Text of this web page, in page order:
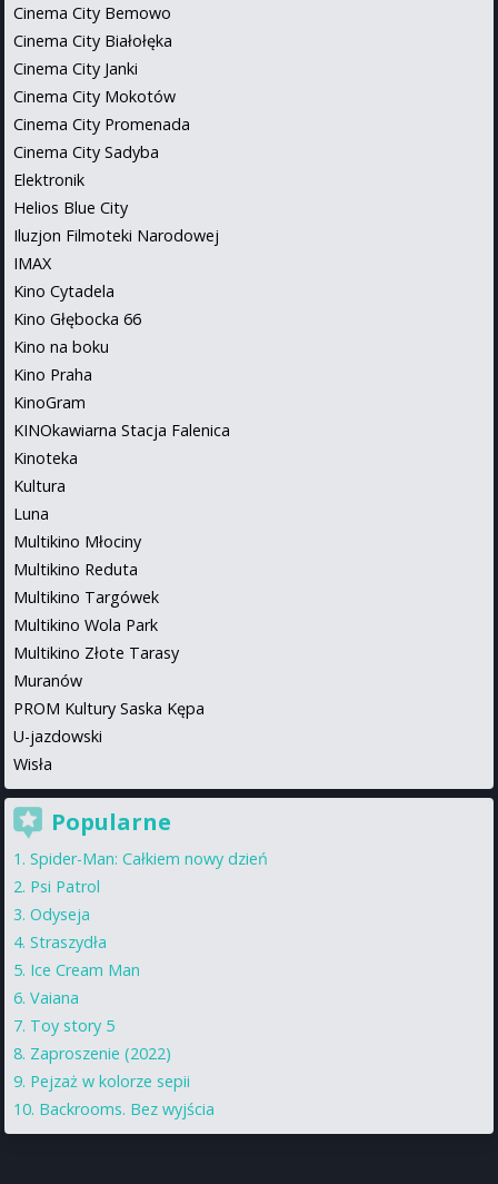
Cinema City Bemowo
Cinema City Białołęka
Cinema City Janki
Cinema City Mokotów
Cinema City Promenada
Cinema City Sadyba
Elektronik
Helios Blue City
Iluzjon Filmoteki Narodowej
IMAX
Kino Cytadela
Kino Głębocka 66
Kino na boku
Kino Praha
KinoGram
KINOkawiarna Stacja Falenica
Kinoteka
Kultura
Luna
Multikino Młociny
Multikino Reduta
Multikino Targówek
Multikino Wola Park
Multikino Złote Tarasy
Muranów
PROM Kultury Saska Kępa
U-jazdowski
Wisła
Popularne
Spider-Man: Całkiem nowy dzień
Psi Patrol
Odyseja
Straszydła
Ice Cream Man
Vaiana
Toy story 5
Zaproszenie (2022)
Pejzaż w kolorze sepii
Backrooms. Bez wyjścia